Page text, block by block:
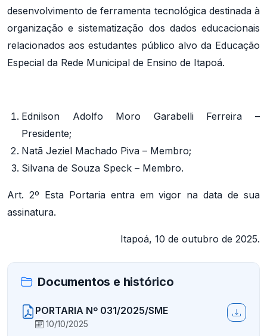
desenvolvimento de ferramenta tecnológica destinada à
organização e sistematização dos dados educacionais
relacionados aos estudantes público alvo da Educação
Especial da Rede Municipal de Ensino de Itapoá.
Ednilson Adolfo Moro Garabelli Ferreira –
Presidente;
Natã Jeziel Machado Piva – Membro;
Silvana de Souza Speck – Membro.
Art. 2º Esta Portaria entra em vigor na data de sua
assinatura.
Itapoá, 10 de outubro de 2025.
Documentos e histórico
PORTARIA Nº 031/2025/SME
10/10/2025